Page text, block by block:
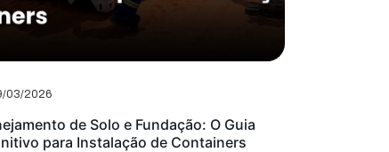
03/2026
de Solo e Fundação: O Guia
para Instalação de Containers